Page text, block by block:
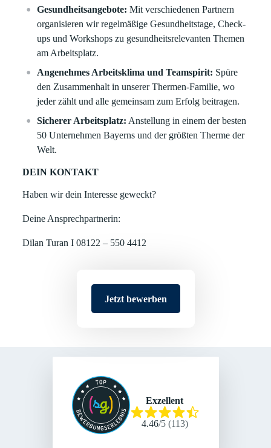
Gesundheitsangebote: Mit verschiedenen Partnern
organisieren wir regelmäßige Gesundheitstage, Check-
ups und Workshops zu gesundheitsrelevanten Themen
am Arbeitsplatz.
Angenehmes Arbeitsklima und Teamspirit: Spüre
den Zusammenhalt in unserer Thermen-Familie, wo
jeder zählt und alle gemeinsam zum Erfolg beitragen.
Sicherer Arbeitsplatz: Anstellung in einem der besten
50 Unternehmen Bayerns und der größten Therme der
Welt.
DEIN KONTAKT
Haben wir dein Interesse geweckt?
Deine Ansprechpartnerin:
Dilan Turan I 08122 – 550 4412
Jetzt bewerben
Exzellent
4.46/5(113)